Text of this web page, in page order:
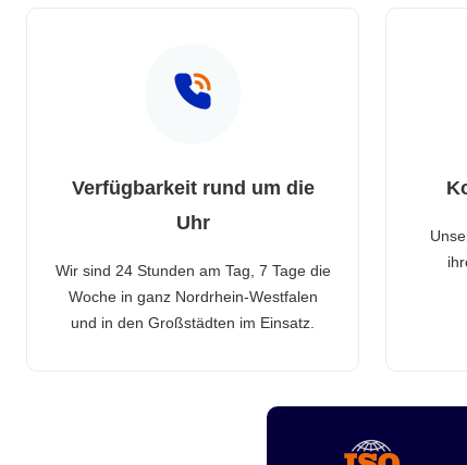
Verfügbarkeit rund um die
Uhr
Wir sind 24 Stunden am Tag, 7 Tage die
Woche in ganz Nordrhein-Westfalen
und in den Großstädten im Einsatz.